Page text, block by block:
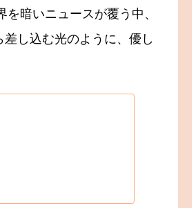
暗いニュースが覆う中、
し込む光のように、優し